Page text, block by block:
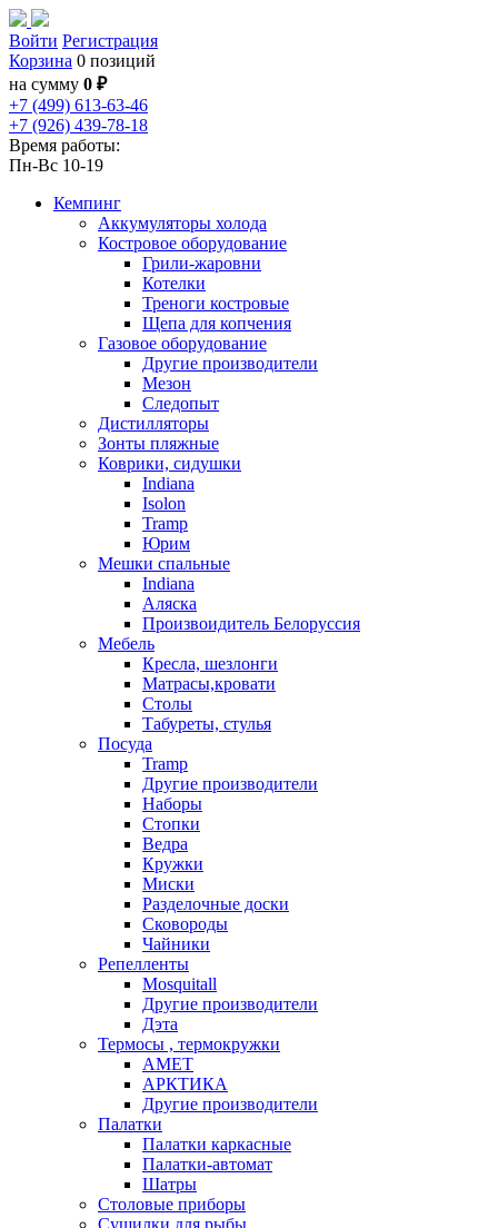
Войти Регистрация
Корзина 0 позиций
на сумму 0 ₽
+7 (499) 613-63-46
+7 (926) 439-78-18
Время работы:
Пн-Вс 10-19
Кемпинг
Аккумуляторы холода
Костровое оборудование
Грили-жаровни
Котелки
Треноги костровые
Щепа для копчения
Газовое оборудование
Другие производители
Мезон
Следопыт
Дистилляторы
Зонты пляжные
Коврики, сидушки
Indiana
Isolon
Tramp
Юрим
Мешки спальные
Indiana
Аляска
Произвоидитель Белоруссия
Мебель
Кресла, шезлонги
Матрасы,кровати
Столы
Табуреты, стулья
Посуда
Tramp
Другие производители
Наборы
Стопки
Ведра
Кружки
Миски
Разделочные доски
Сковороды
Чайники
Репелленты
Mosquitall
Другие производители
Дэта
Термосы , термокружки
АМЕТ
АРКТИКА
Другие производители
Палатки
Палатки каркасные
Палатки-автомат
Шатры
Столовые приборы
Сушилки для рыбы